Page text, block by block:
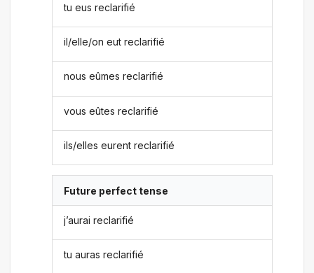
tu eus reclarifié
il/elle/on eut reclarifié
nous eûmes reclarifié
vous eûtes reclarifié
ils/elles eurent reclarifié
Future perfect tense
j’aurai reclarifié
tu auras reclarifié